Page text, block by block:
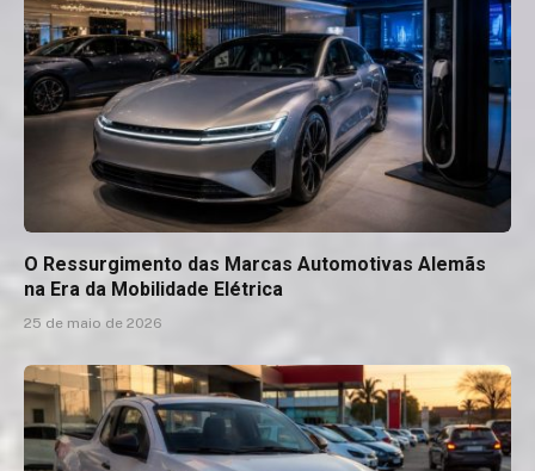
O Ressurgimento das Marcas Automotivas Alemãs
na Era da Mobilidade Elétrica
25 de maio de 2026